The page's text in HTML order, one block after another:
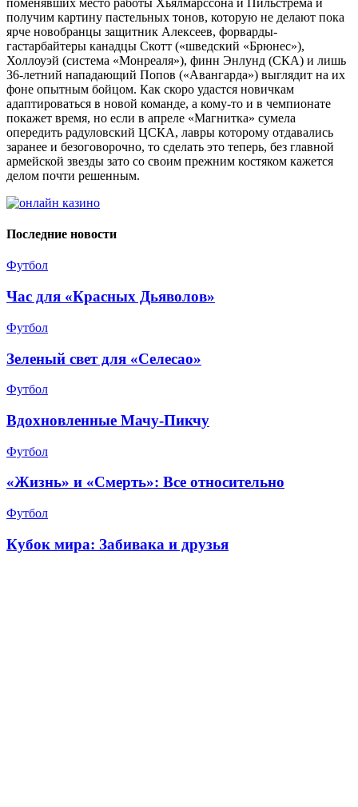
получим картину пастельных тонов, которую не делают пока
ярче новобранцы защитник Алексеев, форварды-
гастарбайтеры канадцы Скотт («шведский «Брюнес»),
Холлоуэй (система «Монреаля»), финн Энлунд (СКА) и лишь
36-летний нападающий Попов («Авангарда») выглядит на их
фоне опытным бойцом. Как скоро удастся новичкам
адаптироваться в новой команде, а кому-то и в чемпионате
покажет время, но если в апреле «Магнитка» сумела
опередить радуловский ЦСКА, лавры которому отдавались
заранее и безоговорочно, то сделать это теперь, без главной
армейской звезды зато со своим прежним костяком кажется
делом почти решенным.
Последние новости
Футбол
Час для «Красных Дьяволов»
Футбол
Зеленый свет для «Селесао»
Футбол
Вдохновленные Мачу-Пикчу
Футбол
«Жизнь» и «Смерть»: Все относительно
Футбол
Кубок мира: Забивака и друзья